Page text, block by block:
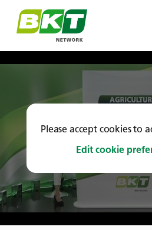
Please accept cookies to
Edit cookie